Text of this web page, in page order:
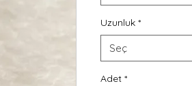
Uzunluk *
Seç
Adet *